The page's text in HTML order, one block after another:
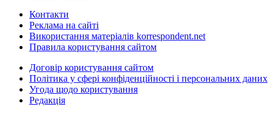
Контакти
Реклама на сайті
Використання матеріалів korrespondent.net
Правила користування сайтом
Договір користування сайтом
Політика у сфері конфіденційності і персональних даних
Угода щодо користування
Редакція